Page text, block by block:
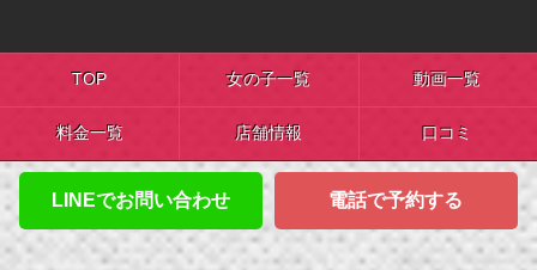
TOP 女の子一覧 動画一覧
料金一覧 店舗情報 口コミ
LINEでお問い合わせ 電話で予約する